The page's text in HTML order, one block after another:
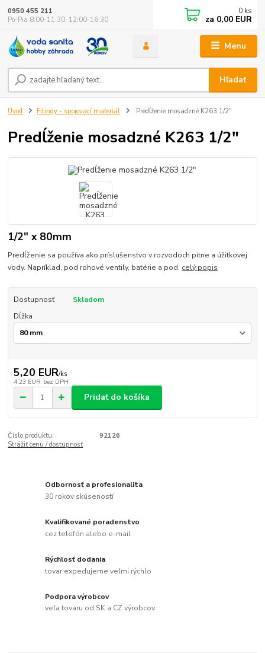
Menu
Hľadať
0950 455 211
Po-Pia 8:00-11:30, 12:00-16:30
0 ks
za 0,00 EUR
Úvod Fitingy - spojovací materiál Predĺženie mosadzné K263 1/2"
Predĺženie mosadzné K263 1/2"
1/2" x 80mm
Predĺženie sa používa ako príslušenstvo v rozvodoch pitne a úžitkovej
vody. Napríklad, pod rohové ventily, batérie a pod. celý popis
Dostupnosť
Skladom
Dĺžka
5,20 EUR/ks
4,23 EUR bez DPH
Pridať do košíka
Číslo produktu:
92126
Strážiť cenu / dostupnosť
Odbornosť a profesionalita
30 rokov skúseností
Kvalifikované poradenstvo
cez telefón alebo e-mail
Rýchlosť dodania
tovar expedujeme veľmi rýchlo
Podpora výrobcov
veľa tovaru od SK a CZ výrobcov